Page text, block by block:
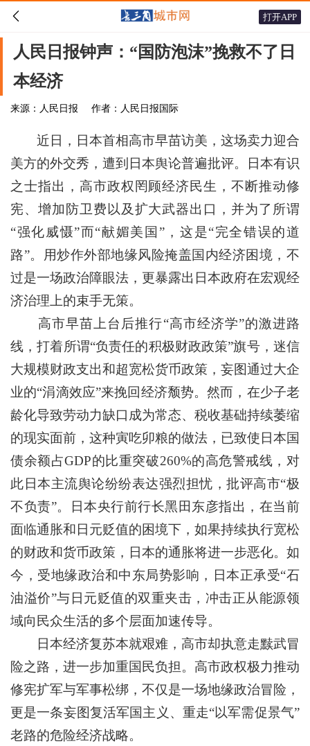
 打开APP
人民日报钟声：“国防泡沫”挽救不了日
本经济
来源：人民日报 作者：人民日报国际
近日，日本首相高市早苗访美，这场卖力迎合
美方的外交秀，遭到日本舆论普遍批评。日本有识
之士指出，高市政权罔顾经济民生，不断推动修
宪、增加防卫费以及扩大武器出口，并为了所谓
“强化威慑”而“献媚美国”，这是“完全错误的道
路”。用炒作外部地缘风险掩盖国内经济困境，不
过是一场政治障眼法，更暴露出日本政府在宏观经
济治理上的束手无策。
高市早苗上台后推行“高市经济学”的激进路
线，打着所谓“负责任的积极财政政策”旗号，迷信
大规模财政支出和超宽松货币政策，妄图通过大企
业的“涓滴效应”来挽回经济颓势。然而，在少子老
龄化导致劳动力缺口成为常态、税收基础持续萎缩
的现实面前，这种寅吃卯粮的做法，已致使日本国
债余额占GDP的比重突破260%的高危警戒线，对
此日本主流舆论纷纷表达强烈担忧，批评高市“极
不负责”。日本央行前行长黑田东彦指出，在当前
面临通胀和日元贬值的困境下，如果持续执行宽松
的财政和货币政策，日本的通胀将进一步恶化。如
今，受地缘政治和中东局势影响，日本正承受“石
油溢价”与日元贬值的双重夹击，冲击正从能源领
域向民众生活的多个层面加速传导。
日本经济复苏本就艰难，高市却执意走黩武冒
险之路，进一步加重国民负担。高市政权极力推动
修宪扩军与军事松绑，不仅是一场地缘政治冒险，
更是一条妄图复活军国主义、重走“以军需促景气”
老路的危险经济战略。